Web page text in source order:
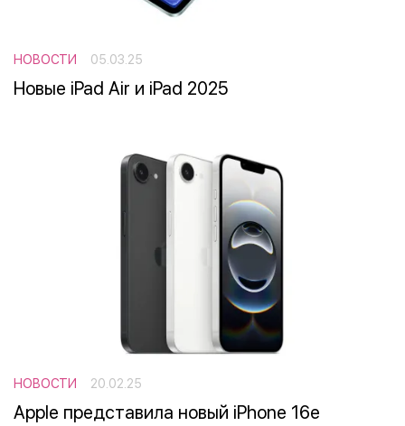
НОВОСТИ 05.03.25
Новые iPad Air и iPad 2025
НОВОСТИ 20.02.25
Apple представила новый iPhone 16e